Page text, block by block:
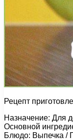
Рецепт
Назначение: Для
Основной
Блюдо: Выпечка /